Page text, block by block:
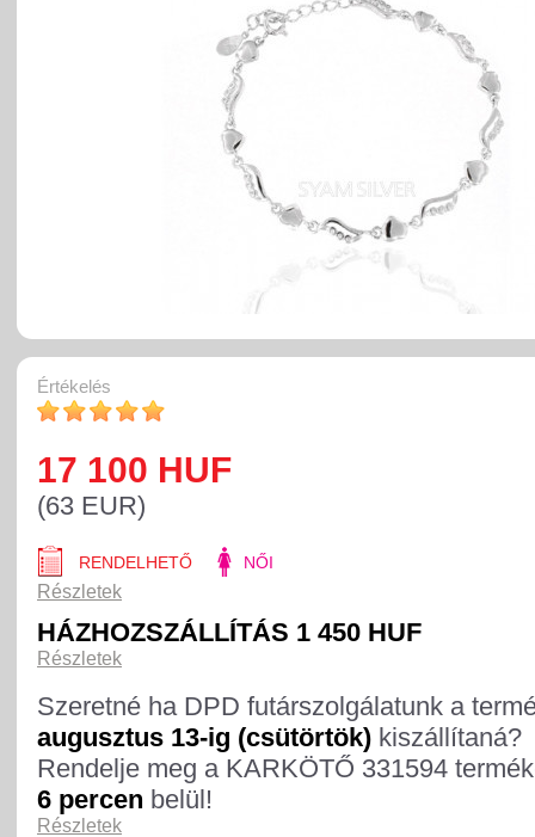
Értékelés
17 100 HUF
(63 EUR)
RENDELHETŐ
Részletek
NŐI
HÁZHOZSZÁLLÍTÁS 1 450 HUF
Részletek
Szeretné ha DPD futárszolgálatunk a
augusztus 13-ig (csütörtök) kiszállítaná?
Rendelje meg a KARKÖTŐ 331594
6 percen belül!
Részletek